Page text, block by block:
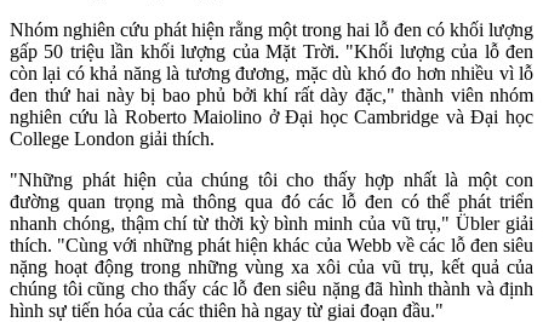
Nhóm nghiên cứu phát hiện rằng một trong hai lỗ đen có khối lượng
gấp 50 triệu lần khối lượng của Mặt Trời. "Khối lượng của lỗ đen
còn lại có khả năng là tương đương, mặc dù khó đo hơn nhiều vì lỗ
đen thứ hai này bị bao phủ bởi khí rất dày đặc," thành viên nhóm
nghiên cứu là Roberto Maiolino ở Đại học Cambridge và Đại học
College London giải thích.
"Những phát hiện của chúng tôi cho thấy hợp nhất là một con
đường quan trọng mà thông qua đó các lỗ đen có thể phát triển
nhanh chóng, thậm chí từ thời kỳ bình minh của vũ trụ," Übler giải
thích. "Cùng với những phát hiện khác của Webb về các lỗ đen siêu
nặng hoạt động trong những vùng xa xôi của vũ trụ, kết quả của
chúng tôi cũng cho thấy các lỗ đen siêu nặng đã hình thành và định
hình sự tiến hóa của các thiên hà ngay từ giai đoạn đầu."